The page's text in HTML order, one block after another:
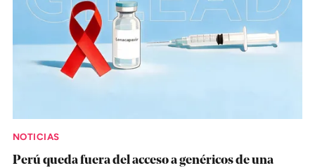
NOTICIAS
Perú queda fuera del acceso a genéricos de una